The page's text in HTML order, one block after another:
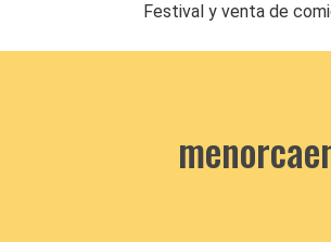
Festival y venta de